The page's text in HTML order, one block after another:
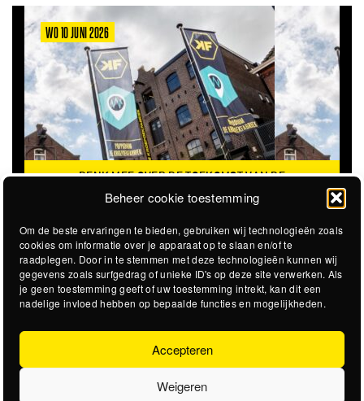
Beheer cookie toestemming
Om de beste ervaringen te bieden, gebruiken wij technologieën zoals
cookies om informatie over je apparaat op te slaan en/of te
raadplegen. Door in te stemmen met deze technologieën kunnen wij
gegevens zoals surfgedrag of unieke ID's op deze site verwerken. Als
je geen toestemming geeft of uw toestemming intrekt, kan dit een
nadelige invloed hebben op bepaalde functies en mogelijkheden.
Accepteren
Weigeren
WO 10 JUNI 2026
DENK MEE OVER DE TOEKOMST VAN DE
KROEPOEKFABRIEK